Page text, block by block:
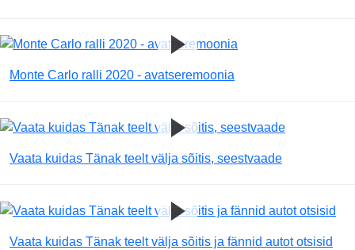
Monte Carlo ralli 2020 - avatseremoonia
Vaata kuidas Tänak teelt välja sõitis, seestvaade
Vaata kuidas Tänak teelt välja sõitis ja fännid autot otsisid